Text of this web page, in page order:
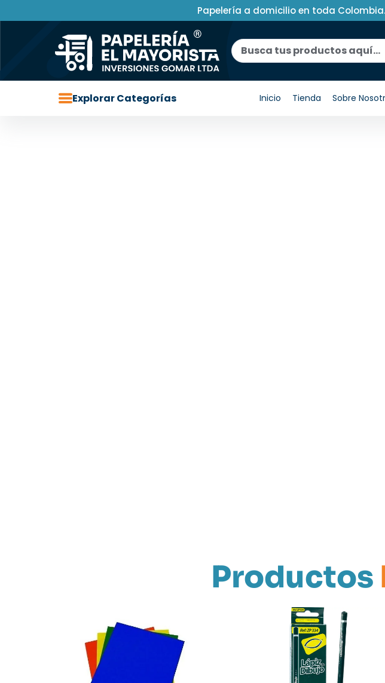
Papelería a domicilio en toda
Explorar Categorías Inicio Tienda Sobre
Productos